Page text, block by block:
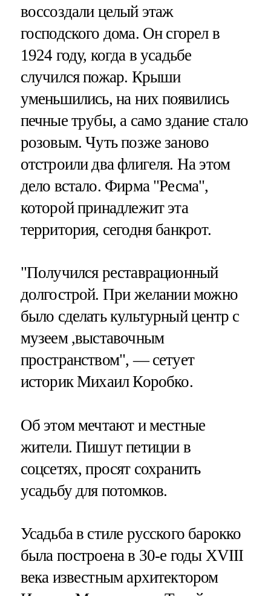
воссоздали целый этаж
господского дома. Он сгорел в
1924 году, когда в усадьбе
случился пожар. Крыши
уменьшились, на них появились
печные трубы, а само здание стало
розовым. Чуть позже заново
отстроили два флигеля. На этом
дело встало. Фирма "Ресма",
которой принадлежит эта
территория, сегодня банкрот.
"Получился реставрационный
долгострой. При желании можно
было сделать культурный центр с
музеем ,выставочным
пространством", — сетует
историк Михаил Коробко.
Об этом мечтают и местные
жители. Пишут петиции в
соцсетях, просят сохранить
усадьбу для потомков.
Усадьба в стиле русского барокко
была построена в 30-е годы XVIII
века известным архитектором